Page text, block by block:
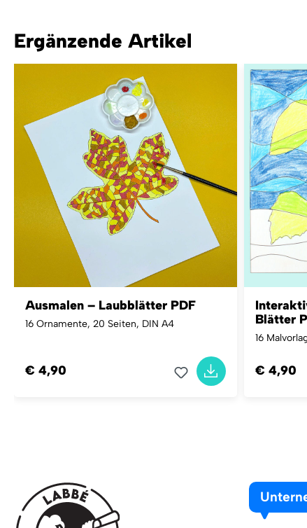
Ergänzende Artikel
Ausmalen – Laubblätter PDF
16 Ornamente, 20 Seiten, DIN A4
€ 4,90
Blätter
16
€ 4,90